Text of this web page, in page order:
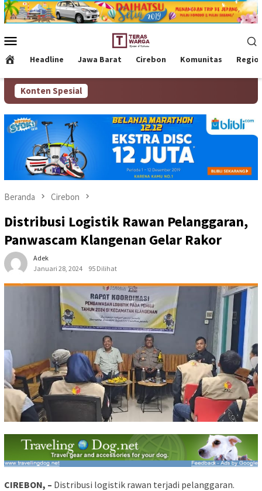
Loncat
ke
Mobile
Headline Jawa Barat Cirebon Komunitas
Konten Spesial
Beranda Cirebon
Distribusi Logistik Rawan Pelanggaran,
Panwascam Klangenan Gelar Rakor
Adek
Januari 28, 2024
95 Dilihat
CIREBON, – Distribusi logistik rawan terjadi pelanggaran.